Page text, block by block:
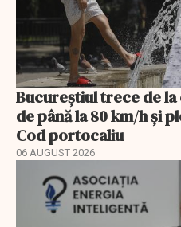
Bucureștiul trece de la
de până la 80 km/h și
Cod portocaliu
06 AUGUST 2026